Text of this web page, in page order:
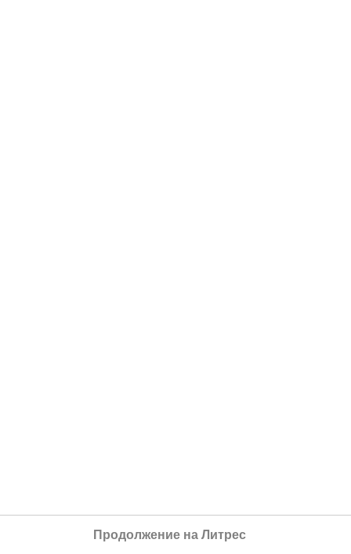
Продолжение на Литрес